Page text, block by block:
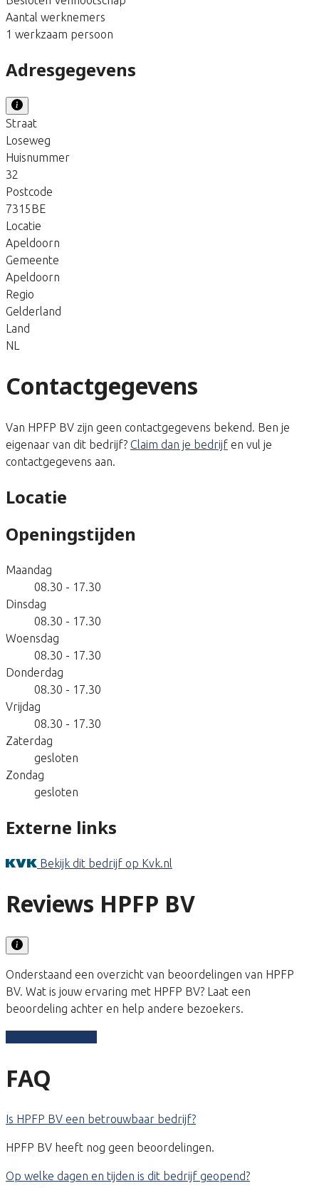
Aantal werknemers
1 werkzaam persoon
Adresgegevens
Straat
Loseweg
Huisnummer
32
Postcode
7315BE
Locatie
Apeldoorn
Gemeente
Apeldoorn
Regio
Gelderland
Land
NL
Contactgegevens
Van HPFP BV zijn geen contactgegevens bekend. Ben je
eigenaar van dit bedrijf? Claim dan je bedrijf en vul je
contactgegevens aan.
Locatie
Openingstijden
Maandag
08.30 - 17.30
Dinsdag
08.30 - 17.30
Woensdag
08.30 - 17.30
Donderdag
08.30 - 17.30
Vrijdag
08.30 - 17.30
Zaterdag
gesloten
Zondag
gesloten
Externe links
Bekijk dit bedrijf op Kvk.nl
Reviews HPFP BV
Onderstaand een overzicht van beoordelingen van HPFP
BV. Wat is jouw ervaring met HPFP BV? Laat een
beoordeling achter en help andere bezoekers.
FAQ
Is HPFP BV een betrouwbaar bedrijf?
HPFP BV heeft nog geen beoordelingen.
Op welke dagen en tijden is dit bedrijf geopend?